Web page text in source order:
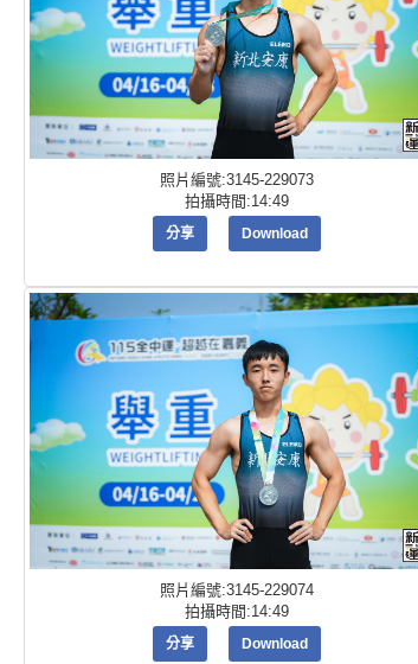
照片編號:3145-229073
拍攝時間:14:49
分享 Download
照片編號:3145-229074
拍攝時間:14:49
分享 Download